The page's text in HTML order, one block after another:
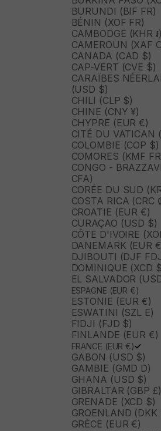
BURUNDI (BIF FR)
BÉNIN (XOF FR)
CAMBODGE (KHR ៛)
CAMEROUN (XAF
CANADA (CAD $)
CAP-VERT (CVE $)
CARAÏBES
(USD $)
CHILI (CLP $)
CHINE (CNY ¥)
CHYPRE (EUR €)
CITÉ DU VATICAN
COLOMBIE (COP $)
COMORES (KMF
CONGO -
CFA)
CORÉE DU SUD
COSTA RICA (CRC
CROATIE (EUR €)
CURAÇAO (USD $)
CÔTE D'IVOIRE
DANEMARK (EUR
DJIBOUTI (DJF
DOMINIQUE (XCD
EL SALVADOR
ESPAGNE (EUR €)
ESTONIE (EUR €)
ESWATINI (SZL E)
FIDJI (FJD $)
FINLANDE (EUR €)
FRANCE (EUR €)
GABON (USD $)
GAMBIE (GMD D)
GHANA (USD $)
GIBRALTAR (GBP £)
GRENADE (XCD $)
GROENLAND (DKK
GRÈCE (EUR €)